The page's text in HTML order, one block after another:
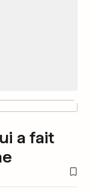
a fait